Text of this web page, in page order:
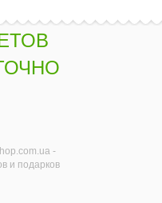
-
и подарков